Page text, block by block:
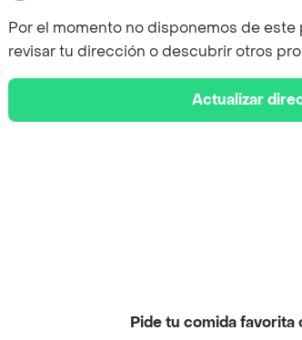
Por el momento no disponemos de
revisar tu dirección o descubrir otros
Actualizar
Pide tu comida favorita